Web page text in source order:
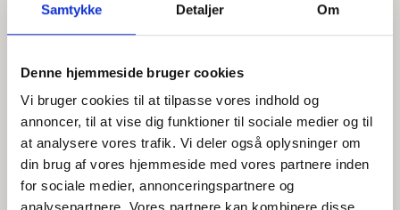
Samtykke Detaljer Om
Denne hjemmeside bruger cookies
Vi bruger cookies til at tilpasse vores indhold og
annoncer, til at vise dig funktioner til sociale medier og til
at analysere vores trafik. Vi deler også oplysninger om
din brug af vores hjemmeside med vores partnere inden
for sociale medier, annonceringspartnere og
Efternavn
Jeg accepterer behandlingen af mine personoplysninger i